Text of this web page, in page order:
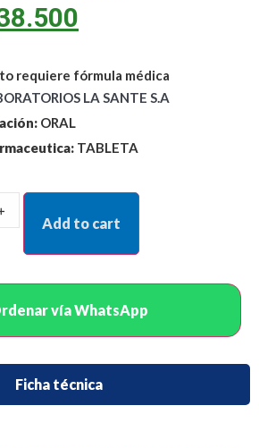
requiere fórmula médica
LA SANTE S.A
ORAL
TABLETA
Add to cart
vía WhatsApp
Ficha técnica